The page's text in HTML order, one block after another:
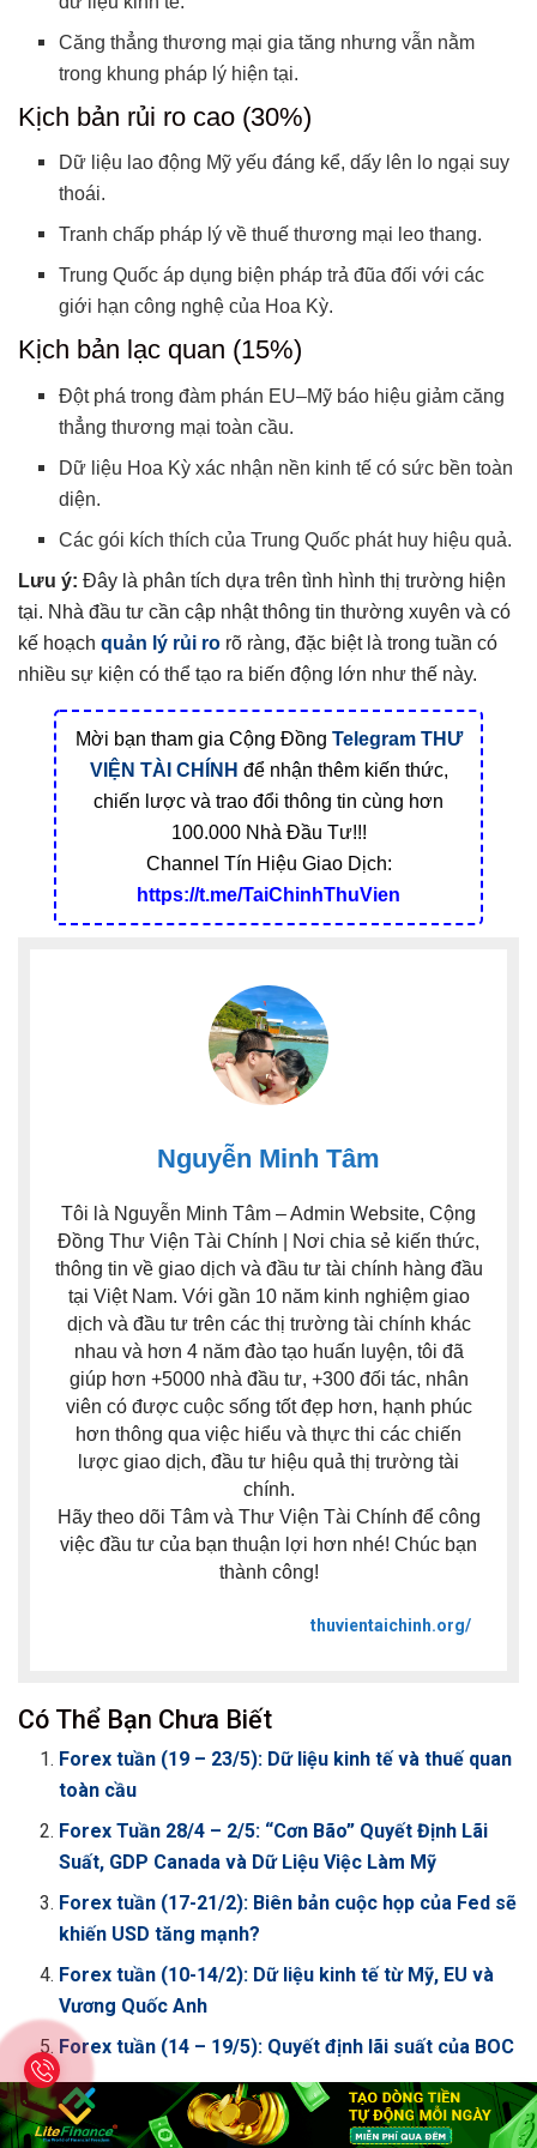
Căng thẳng thương mại gia tăng nhưng vẫn nằm
trong khung pháp lý hiện tại.
Kịch bản rủi ro cao (30%)
Dữ liệu lao động Mỹ yếu đáng kể, dấy lên lo ngại suy
thoái.
Tranh chấp pháp lý về thuế thương mại leo thang.
Trung Quốc áp dụng biện pháp trả đũa đối với các
giới hạn công nghệ của Hoa Kỳ.
Kịch bản lạc quan (15%)
Đột phá trong đàm phán EU–Mỹ báo hiệu giảm căng
thẳng thương mại toàn cầu.
Dữ liệu Hoa Kỳ xác nhận nền kinh tế có sức bền toàn
diện.
Các gói kích thích của Trung Quốc phát huy hiệu quả.
Lưu ý: Đây là phân tích dựa trên tình hình thị trường hiện
tại. Nhà đầu tư cần cập nhật thông tin thường xuyên và có
kế hoạch quản lý rủi ro rõ ràng, đặc biệt là trong tuần có
nhiều sự kiện có thể tạo ra biến động lớn như thế này.
Mời bạn tham gia Cộng Đồng Telegram THƯ
VIỆN TÀI CHÍNH để nhận thêm kiến thức,
chiến lược và trao đổi thông tin cùng hơn
100.000 Nhà Đầu Tư!!!
Channel Tín Hiệu Giao Dịch:
https://t.me/TaiChinhThuVien
Nguyễn Minh Tâm
Tôi là Nguyễn Minh Tâm – Admin Website, Cộng
Đồng Thư Viện Tài Chính | Nơi chia sẻ kiến thức,
thông tin về giao dịch và đầu tư tài chính hàng đầu
tại Việt Nam. Với gần 10 năm kinh nghiệm giao
dịch và đầu tư trên các thị trường tài chính khác
nhau và hơn 4 năm đào tạo huấn luyện, tôi đã
giúp hơn +5000 nhà đầu tư, +300 đối tác, nhân
viên có được cuộc sống tốt đẹp hơn, hạnh phúc
hơn thông qua việc hiểu và thực thi các chiến
lược giao dịch, đầu tư hiệu quả thị trường tài
chính.
Hãy theo dõi Tâm và Thư Viện Tài Chính để công
việc đầu tư của bạn thuận lợi hơn nhé! Chúc bạn
thành công!
thuvientaichinh.org/
Có Thể Bạn Chưa Biết
Forex tuần (19 – 23/5): Dữ liệu kinh tế và thuế quan
toàn cầu
Forex Tuần 28/4 – 2/5: “Cơn Bão” Quyết Định Lãi
Suất, GDP Canada và Dữ Liệu Việc Làm Mỹ
Forex tuần (17-21/2): Biên bản cuộc họp của Fed sẽ
khiến USD tăng mạnh?
Forex tuần (10-14/2): Dữ liệu kinh tế từ Mỹ, EU và
Vương Quốc Anh
Forex tuần (14 – 19/5): Quyết định lãi suất của BOC
Liên Quan
Bài Viết